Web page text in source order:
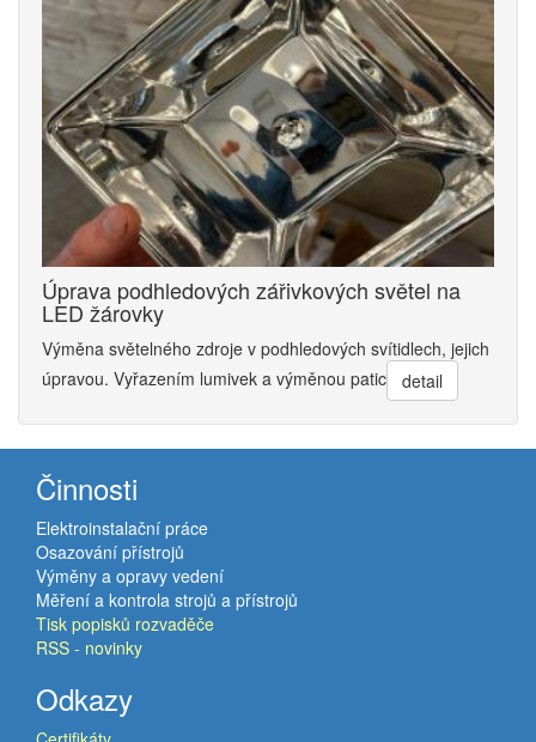
Úprava podhledových zářivkových světel na
LED žárovky
Výměna světelného zdroje v podhledových svítidlech, jejich
úpravou. Vyřazením lumivek a výměnou patic
detail
Činnosti
Elektroinstalační práce
Osazování přístrojů
Výměny a opravy vedení
Měření a kontrola strojů a přístrojů
Tisk popisků rozvaděče
RSS - novinky
Odkazy